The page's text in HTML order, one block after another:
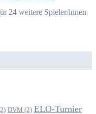
24 weitere Spieler/innen
DVM (2) ELO-Turnier